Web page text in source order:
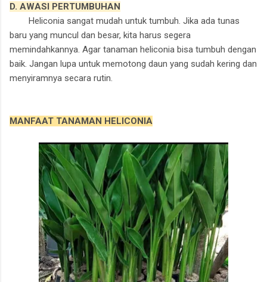
D. AWASI PERTUMBUHAN
Heliconia sangat mudah untuk tumbuh. Jika ada tunas
baru yang muncul dan besar, kita harus segera
memindahkannya. Agar tanaman heliconia bisa tumbuh dengan
baik. Jangan lupa untuk memotong daun yang sudah kering dan
menyiramnya secara rutin.
MANFAAT TANAMAN HELICONIA